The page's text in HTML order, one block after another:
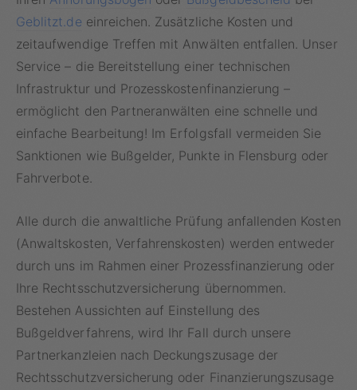
Geblitzt.de einreichen. Zusätzliche Kosten und
zeitaufwendige Treffen mit Anwälten entfallen. Unser
Service – die Bereitstellung einer technischen
Infrastruktur und Prozesskostenfinanzierung –
ermöglicht den Partneranwälten eine schnelle und
einfache Bearbeitung! Im Erfolgsfall vermeiden Sie
Sanktionen wie Bußgelder, Punkte in Flensburg oder
Fahrverbote.
Alle durch die anwaltliche Prüfung anfallenden Kosten
(Anwaltskosten, Verfahrenskosten) werden entweder
durch uns im Rahmen einer Prozessfinanzierung oder
Ihre Rechtsschutzversicherung übernommen.
Bestehen Aussichten auf Einstellung des
Bußgeldverfahrens, wird Ihr Fall durch unsere
Partnerkanzleien nach Deckungszusage der
Rechtsschutzversicherung oder Finanzierungszusage